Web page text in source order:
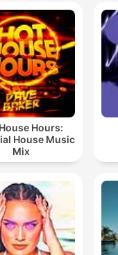
Hours:
House Music
Mix